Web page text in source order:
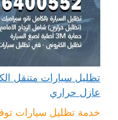
عازل حراري
خدمة تظليل سيارات